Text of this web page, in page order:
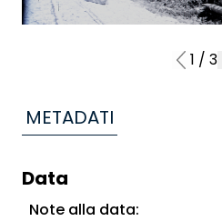
1 / 3
METADATI
Data
Note alla data: